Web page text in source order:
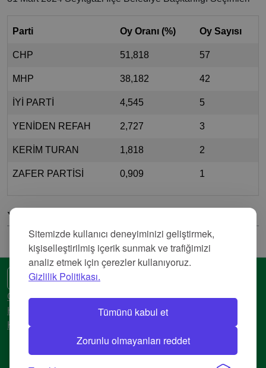
Sitemizde kullanıcı deneyiminizi geliştirmek,
kişiselleştirilmiş içerik sunmak ve trafiğimizi
analiz etmek için çerezler kullanıyoruz.
Gizlilik Politikası.
Tümünü kabul et
Zorunlu olmayanları reddet
Parti Oy Oranı (%) Oy Sayısı
CHP 51,818 57
MHP 38,182 42
İYİ PARTİ 4,545 5
YENİDEN REFAH 2,727 3
KERİM TURAN 1,818 2
ZAFER PARTİSİ 0,909 1
Yorumlar
🌍 Başka bir dil
Gizlilik Politikası
Hizmet Şartları
Künye
© 2018-2026 AtlasBig.com